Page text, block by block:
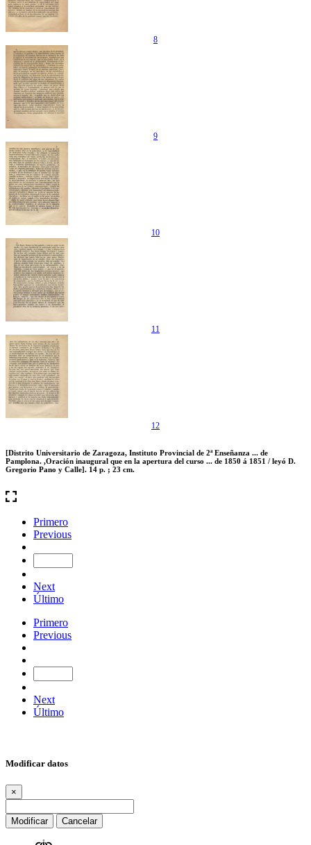
8
9
10
11
12
[Distrito Universitario de Zaragoza, Instituto Provincial de 2ª Enseñanza ... de
Pamplona. ,Oración inaugural que en la apertura del curso ... de 1850 á 1851 / leyó D.
Gregorio Pano y Calle]. 14 p. ; 23 cm.
Primero
Previous
Next
Último
Primero
Previous
Next
Último
Modificar datos
×
Modificar Cancelar